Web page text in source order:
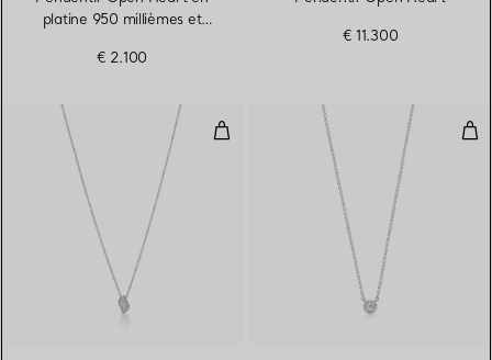
platine 950 millièmes et
€ 2.100
€ 11.300
Pendentif Feather mini en
2 Matériaux